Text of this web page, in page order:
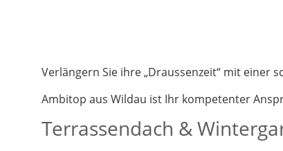
Verlängern Sie ihre „Draussenzeit“ mit
Ambitop aus Wildau ist Ihr kompetenter
Terrassendach &